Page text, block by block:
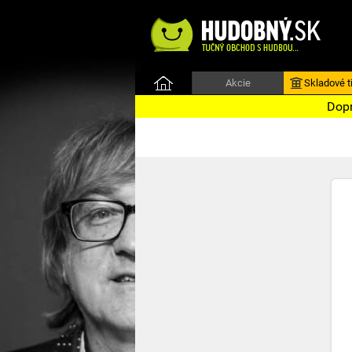
Akcie Skladové